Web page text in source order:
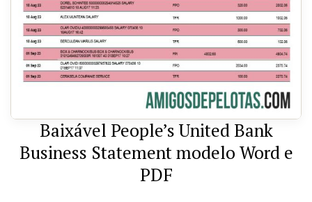
Baixável People’s United Bank
Business Statement modelo Word e
PDF